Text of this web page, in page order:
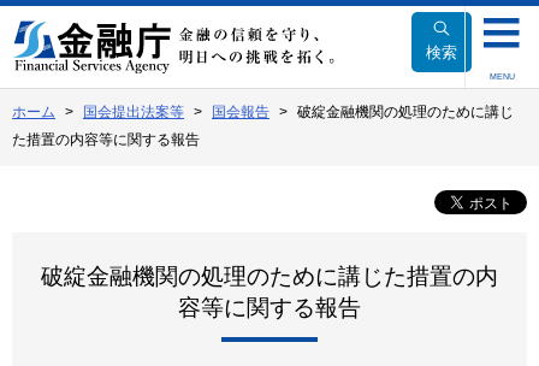
文
へ
動
検索
MENU
ホーム 国会提出法案等 国会報告
破綻金融機関の処理のために講じ
た措置の内容等に関する報告
破綻金融機関の処理のために講じた措置の内
容等に関する報告